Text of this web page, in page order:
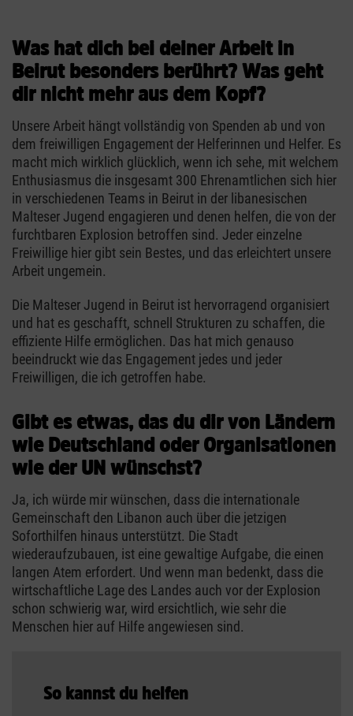
Was hat dich bei deiner Arbeit in
Beirut besonders berührt? Was geht
dir nicht mehr aus dem Kopf?
Unsere Arbeit hängt vollständig von Spenden ab und von
dem freiwilligen Engagement der Helferinnen und Helfer. Es
macht mich wirklich glücklich, wenn ich sehe, mit welchem
Enthusiasmus die insgesamt 300 Ehrenamtlichen sich hier
in verschiedenen Teams in Beirut in der libanesischen
Malteser Jugend engagieren und denen helfen, die von der
furchtbaren Explosion betroffen sind. Jeder einzelne
Freiwillige hier gibt sein Bestes, und das erleichtert unsere
Arbeit ungemein.
Die Malteser Jugend in Beirut ist hervorragend organisiert
und hat es geschafft, schnell Strukturen zu schaffen, die
effiziente Hilfe ermöglichen. Das hat mich genauso
beeindruckt wie das Engagement jedes und jeder
Freiwilligen, die ich getroffen habe.
Gibt es etwas, das du dir von Ländern
wie Deutschland oder Organisationen
wie der UN wünschst?
Ja, ich würde mir wünschen, dass die internationale
Gemeinschaft den Libanon auch über die jetzigen
Soforthilfen hinaus unterstützt. Die Stadt
wiederaufzubauen, ist eine gewaltige Aufgabe, die einen
langen Atem erfordert. Und wenn man bedenkt, dass die
wirtschaftliche Lage des Landes auch vor der Explosion
schon schwierig war, wird ersichtlich, wie sehr die
Menschen hier auf Hilfe angewiesen sind.
So kannst du helfen